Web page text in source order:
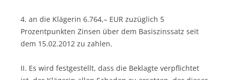
4. an die Klägerin 6.764,– EUR zuzüglich 5
Prozentpunkten Zinsen über dem Basiszinssatz seit
dem 15.02.2012 zu zahlen.
II. Es wird festgestellt, dass die Beklagte verpflichtet